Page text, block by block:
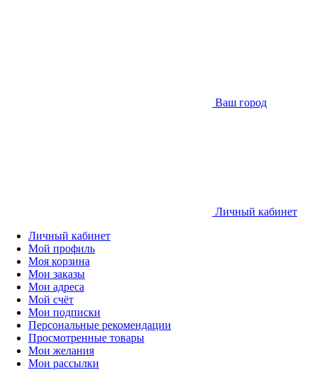
Ваш город
Личный кабинет
Личный кабинет
Мой профиль
Моя корзина
Мои заказы
Мои адреса
Мой счёт
Мои подписки
Персональные рекомендации
Просмотренные товары
Мои желания
Мои рассылки